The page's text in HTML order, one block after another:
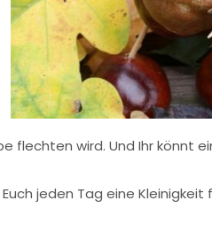
flechten wird. Und Ihr könnt
jeden Tag eine